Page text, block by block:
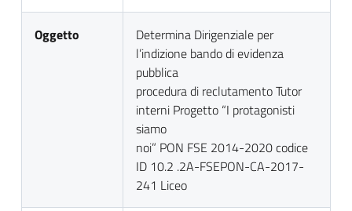
Oggetto
Determina Dirigenziale per
l’indizione bando di evidenza
pubblica
procedura di reclutamento Tutor
interni Progetto “I protagonisti
siamo
noi” PON FSE 2014-2020 codice
ID 10.2 .2A-FSEPON-CA-2017-
241 Liceo